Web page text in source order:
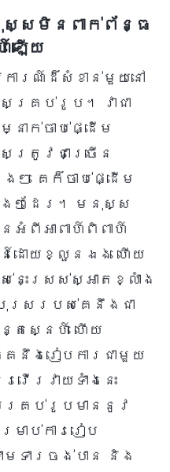
សមិនពាក់ព័ន្ធ
ឡើយ
ការណ៍ដ៏សំខាន់មួយនៅ
រប់រូប។ វាជា
នាក់ចាប់ផ្ដើម
ត្រូវជាច្រើន
គេក៏ចាប់ផ្ដើម
ងៗដែរ។ មនុស្ស
អំពីអាពាហ៍ពិពាហ៍
ដោយខ្លួនឯង ហើយ
េះស្រស់ស្អាតខ្លាំង
រសរបស់គេនឹងជា
តស្នេហ៍ ហើយ
នឹងរៀបការជាមួយ
រវាយទាំងនេះ
គ្រប់រូបមាននូវ
ប់ការរៀប
ាមទារចង់បាន និង